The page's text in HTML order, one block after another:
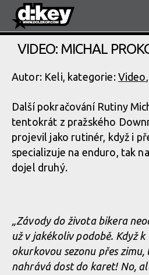
VIDEO: MICHAL
Autor: Keli, kategorie: Video
Další pokračování Rutiny
tentokrát z pražského
projevil jako rutinér, když i
specializuje na enduro, tak
dojel druhý.
„Závody do života bikera
už v jakékoliv podobě. Když
okurkovou sezonu přes
nahrává dost do karet! No,